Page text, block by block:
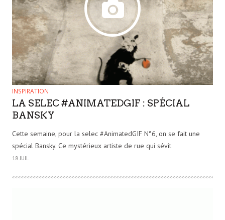
INSPIRATION
LA SELEC #ANIMATEDGIF : SPÉCIAL
BANSKY
Cette semaine, pour la selec #AnimatedGIF N°6, on se fait une
spécial Bansky. Ce mystérieux artiste de rue qui sévit
18 JUIL